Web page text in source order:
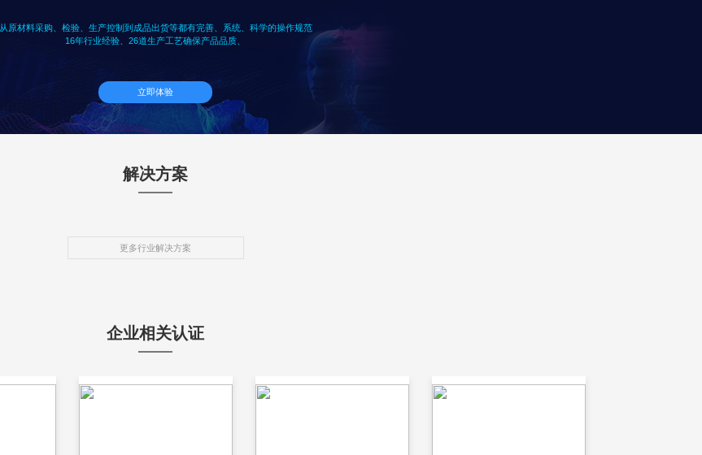
从原材料采购、检验、生产控制到成品出货等都有完善、系统、科学的操作规范
16年行业经验、26道生产工艺确保产品品质、
立即体验
解决方案
更多行业解决方案
企业相关认证